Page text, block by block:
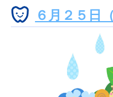
６月２５日